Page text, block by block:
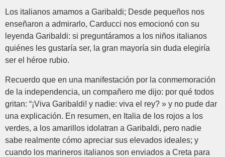
Los italianos amamos a Garibaldi; Desde pequeños nos
enseñaron a admirarlo, Carducci nos emocionó con su
leyenda Garibaldi: si preguntáramos a los niños italianos
quiénes les gustaría ser, la gran mayoría sin duda elegiría
ser el héroe rubio.
Recuerdo que en una manifestación por la conmemoración
de la independencia, un compañero me dijo: por qué todos
gritan: “¡Viva Garibaldi! y nadie: viva el rey? » y no pude dar
una explicación. En resumen, en Italia de los rojos a los
verdes, a los amarillos idolatran a Garibaldi, pero nadie
sabe realmente cómo apreciar sus elevados ideales; y
cuando los marineros italianos son enviados a Creta para